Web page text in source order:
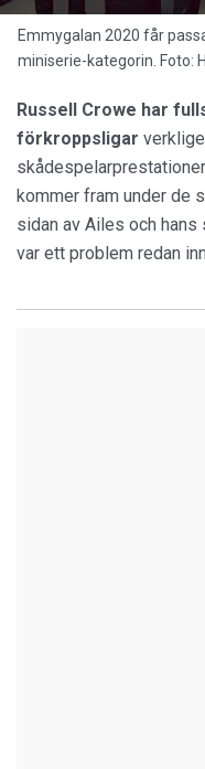
Emmygalan 2020 får
miniserie-kategorin. Foto:
Russell Crowe har
förkroppsligar
kommer fram under de
sidan av Ailes och
var ett problem redan